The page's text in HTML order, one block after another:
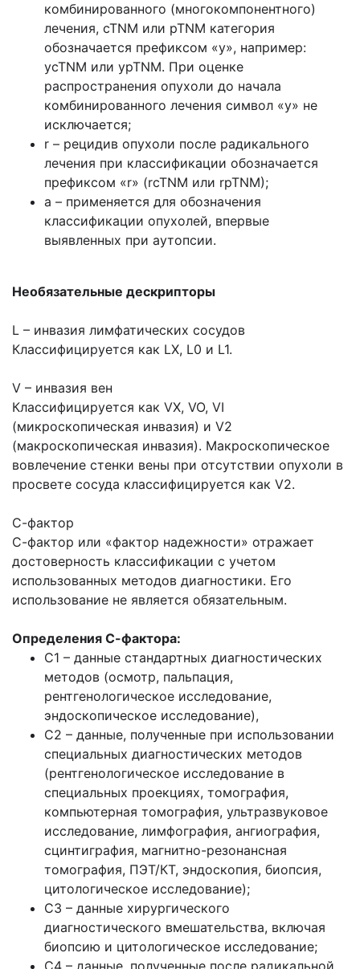
комбинированного (многокомпонентного)
лечения, cTNM или pTNM категория
обозначается префиксом «у», например:
ycTNM или ypTNM. При оценке
распространения опухоли до начала
комбинированного лечения символ «у» не
исключается;
r – рецидив опухоли после радикального
лечения при классификации обозначается
префиксом «r» (rcTNM или rpTNM);
а – применяется для обозначения
классификации опухолей, впервые
выявленных при аутопсии.
Необязательные дескрипторы
L – инвазия лимфатических сосудов
Классифицируется как LX, L0 и L1.
V – инвазия вен
Классифицируется как VX, VO, VI
(микроскопическая инвазия) и V2
(макроскопическая инвазия). Макроскопическое
вовлечение стенки вены при отсутствии опухоли в
просвете сосуда классифицируется как V2.
С-фактор
С-фактор или «фактор надежности» отражает
достоверность классификации с учетом
использованных методов диагностики. Его
использование не является обязательным.
Определения С-фактора:
С1 – данные стандартных диагностических
методов (осмотр, пальпация,
рентгенологическое исследование,
эндоскопическое исследование),
С2 – данные, полученные при использовании
специальных диагностических методов
(рентгенологическое исследование в
специальных проекциях, томография,
компьютерная томография, ультразвуковое
исследование, лимфография, ангиография,
сцинтиграфия, магнитно-резонансная
томография, ПЭТ/КТ, эндоскопия, биопсия,
цитологическое исследование);
С3 – данные хирургического
диагностического вмешательства, включая
биопсию и цитологическое исследование;
С4 – данные, полученные после радикальной